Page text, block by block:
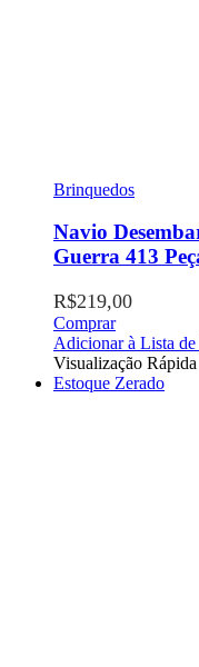
Brinquedos
Navio
Guerra 413
R$219,00
Comprar
Adicionar à Lista de
Visualização Rápida
Estoque Zerado